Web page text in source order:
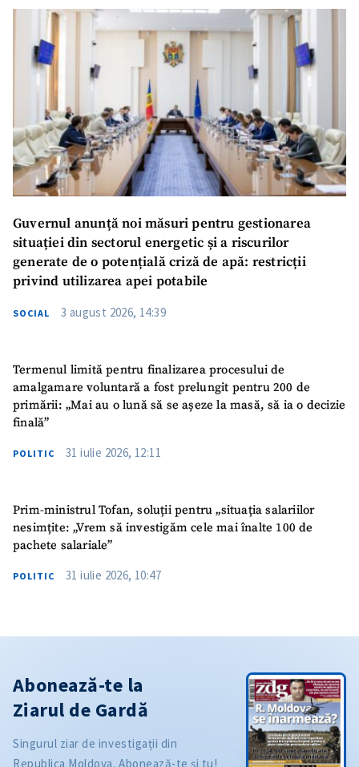
Guvernul anunță noi măsuri pentru gestionarea
situației din sectorul energetic și a riscurilor
generate de o potențială criză de apă: restricții
privind utilizarea apei potabile
SOCIAL 3 august 2026, 14:39
Termenul limită pentru finalizarea procesului de
amalgamare voluntară a fost prelungit pentru 200 de
primării: „Mai au o lună să se așeze la masă, să ia o decizie
finală”
POLITIC 31 iulie 2026, 12:11
Prim-ministrul Tofan, soluții pentru „situația salariilor
nesimțite: „Vrem să investigăm cele mai înalte 100 de
pachete salariale”
POLITIC 31 iulie 2026, 10:47
Abonează-te la
Ziarul de Gardă
Singurul ziar de investigații din
Republica Moldova. Abonează-te și tu!